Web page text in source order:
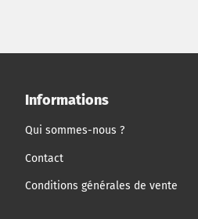
Informations
Qui sommes-nous ?
Contact
Conditions générales de vente